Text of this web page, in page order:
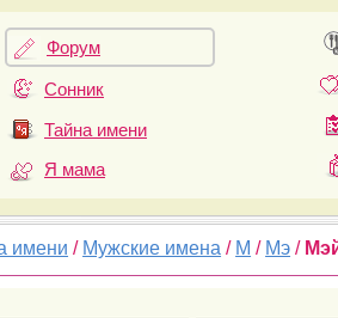
Форум
Сонник
Тайна имени
Я мама
имени / Мужские имена / М / Мэ /